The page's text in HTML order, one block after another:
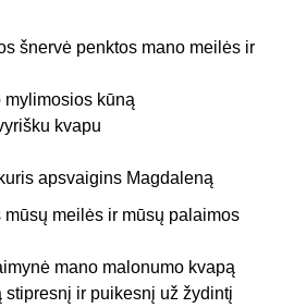
šnervė penktos mano meilės ir
mylimosios kūną
kvapu
apsvaigins Magdaleną
meilės ir mūsų palaimos
mano malonumo kvapą
stipresnį ir puikesnį už žydintį